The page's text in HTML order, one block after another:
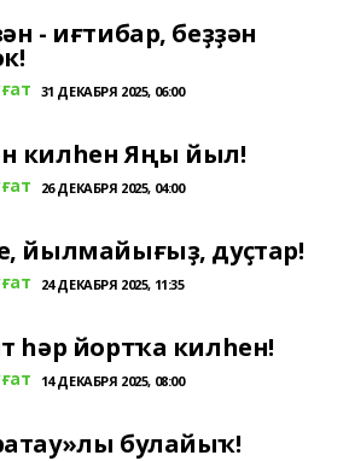
- иғтибар, беҙҙән
31 ДЕКАБРЯ 2025, 06:00
килһен Яңы йыл!
26 ДЕКАБРЯ 2025, 04:00
йылмайығыҙ, дуҫтар!
24 ДЕКАБРЯ 2025, 11:35
һәр йортҡа килһен!
14 ДЕКАБРЯ 2025, 08:00
булайыҡ!